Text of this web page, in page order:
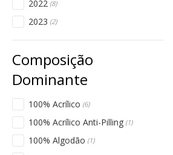
2022 (8)
2023 (2)
100% Acrílico (6)
100% Acrílico Anti-Pilling (1)
100% Algodão (1)